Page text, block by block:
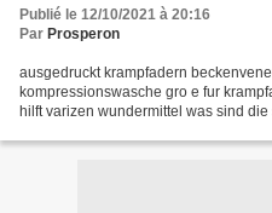
Publié le 12/10/2021 à 20:16
Par Prosperon
ausgedruckt krampfadern
kompressionswasche gro e fur
hilft varizen wundermittel was sind